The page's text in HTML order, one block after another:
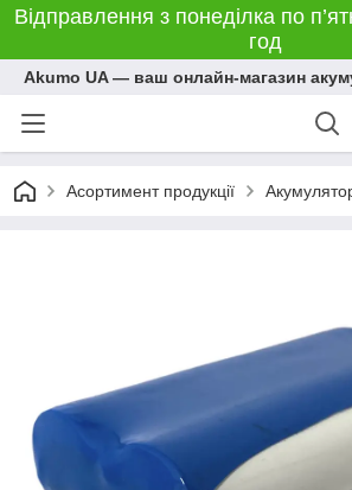
Відправлення з понеділка по
год
Akumo UA — ваш онлайн-магазин
Асортимент продукції